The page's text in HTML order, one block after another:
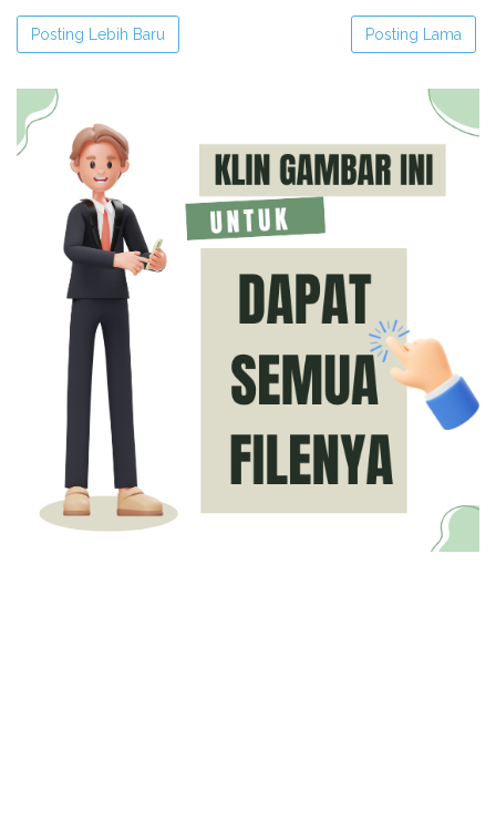
Posting Lebih Baru Posting Lama